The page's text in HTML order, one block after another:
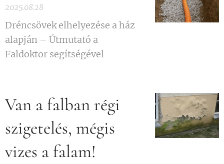
2025.08.28
Dréncsövek elhelyezése a ház
alapján – Útmutató a
Faldoktor segítségével
Van a falban régi
szigetelés, mégis
vizes a falam!